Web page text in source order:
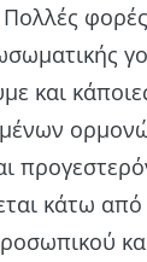
και
κάτω